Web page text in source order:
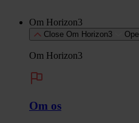
Om Horizon3
Close Om Horizon3
Om Horizon3
Om os